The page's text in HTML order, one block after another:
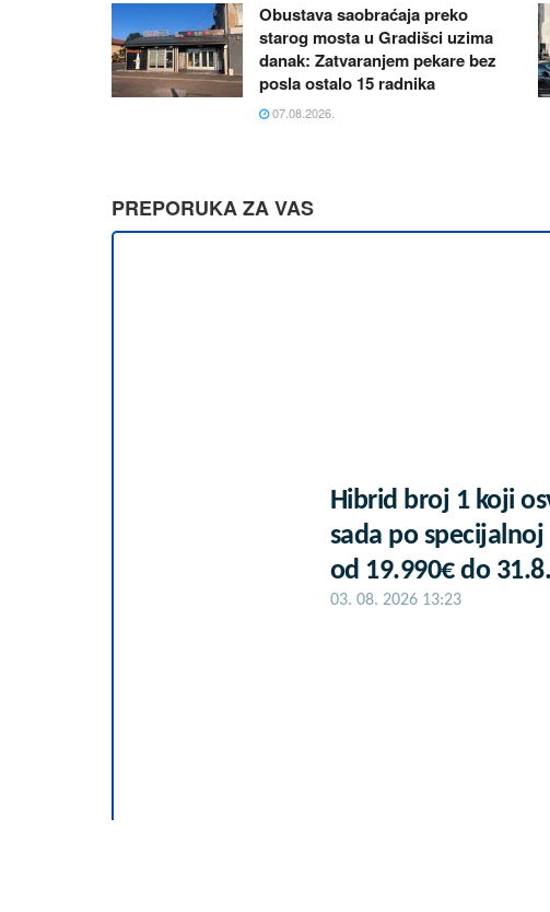
Obustava saobraćaja preko
starog mosta u Gradišci uzima
danak: Zatvaranjem pekare bez
posla ostalo 15 radnika
07.08.2026.
PREPORUKA ZA VAS
Hibrid broj 1 koji
sada po
od 19.990€ do 31.8.
03. 08. 2026 13:23